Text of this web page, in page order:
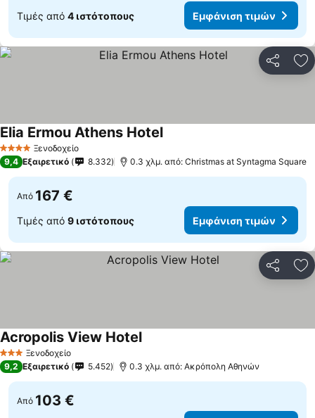
Τιμές από 4 ιστότοπους Εμφάνιση τιμών
4 ΑστέριαΞενοδοχείο
Elia Ermou Athens Hotel
9,4 Εξαιρετικό 8.332 0.3 χλμ. από: Christmas at Syntagma Square
Από 167 €
Τιμές από 9 ιστότοπους Εμφάνιση τιμών
3 ΑστέριαΞενοδοχείο
Acropolis View Hotel
9,2 Εξαιρετικό 5.452 0.3 χλμ. από: Ακρόπολη Αθηνών
Από 103 €